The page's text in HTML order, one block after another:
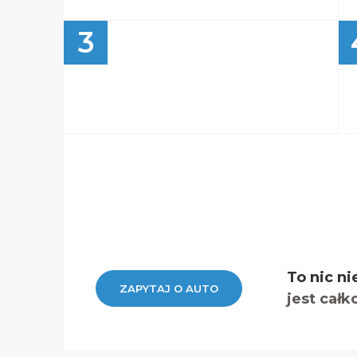
3
ZAPYTAJ O AUTO
To nic
jest